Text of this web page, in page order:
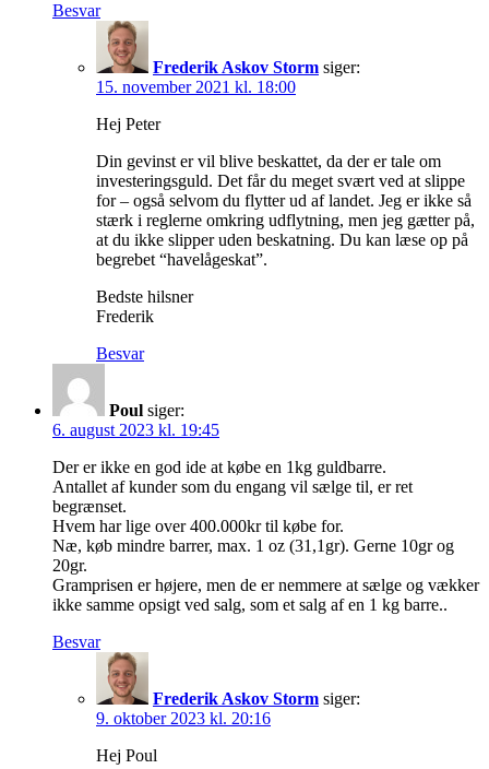
Besvar
Frederik Askov Storm siger:
15. november 2021 kl. 18:00
Hej Peter
Din gevinst er vil blive beskattet, da der er tale om
investeringsguld. Det får du meget svært ved at slippe
for – også selvom du flytter ud af landet. Jeg er ikke så
stærk i reglerne omkring udflytning, men jeg gætter på,
at du ikke slipper uden beskatning. Du kan læse op på
begrebet “havelågeskat”.
Bedste hilsner
Frederik
Besvar
Poul siger:
6. august 2023 kl. 19:45
Der er ikke en god ide at købe en 1kg guldbarre.
Antallet af kunder som du engang vil sælge til, er ret
begrænset.
Hvem har lige over 400.000kr til købe for.
Næ, køb mindre barrer, max. 1 oz (31,1gr). Gerne 10gr og
20gr.
Gramprisen er højere, men de er nemmere at sælge og vækker
ikke samme opsigt ved salg, som et salg af en 1 kg barre..
Besvar
Frederik Askov Storm siger:
9. oktober 2023 kl. 20:16
Hej Poul